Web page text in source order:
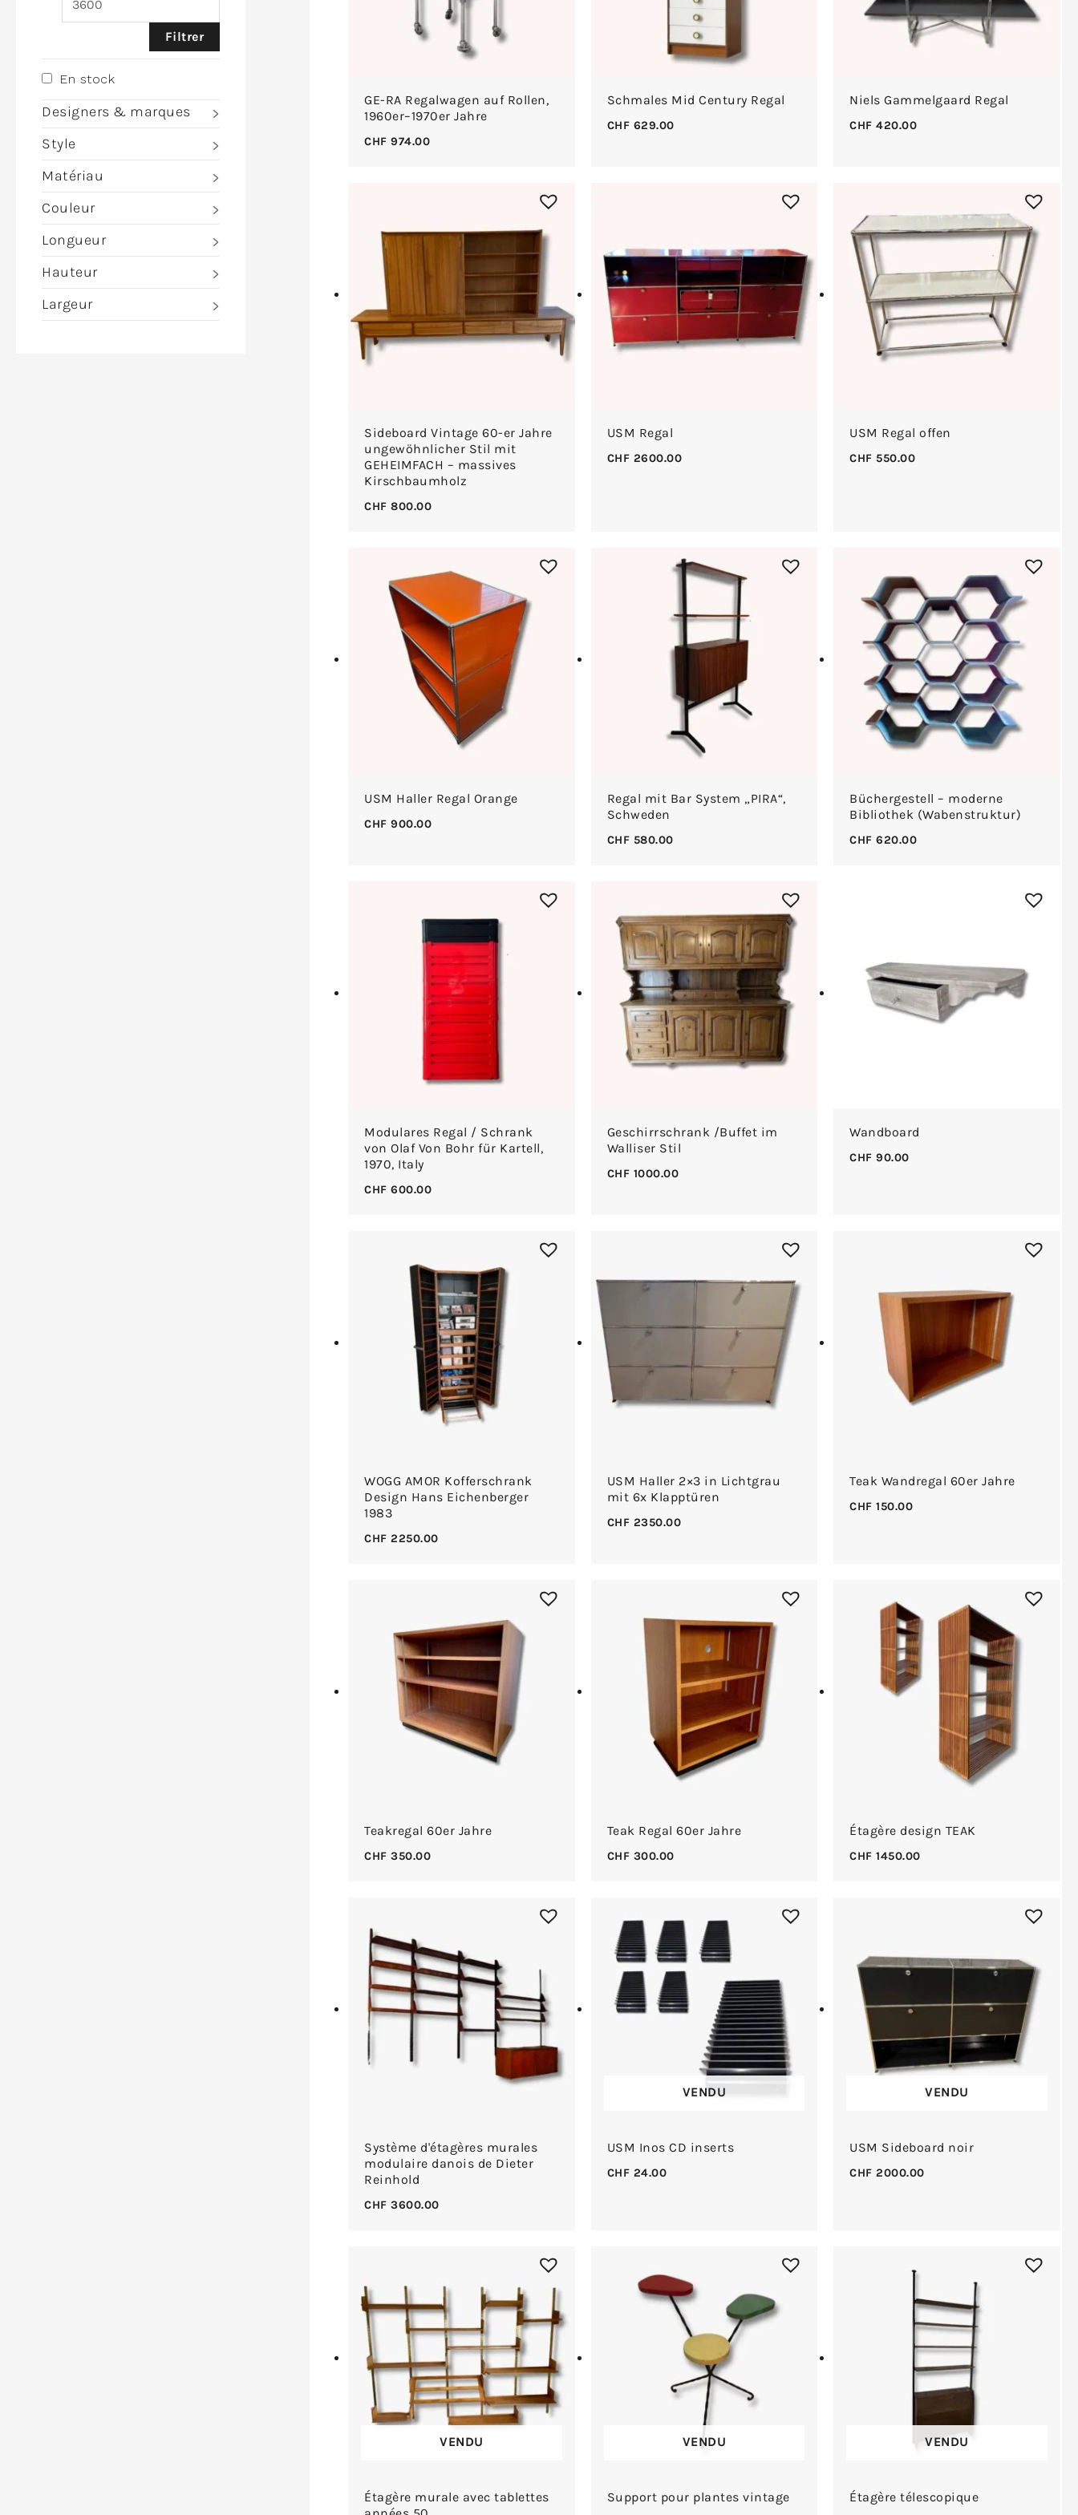
Filtrer
En stock
Designers & marques
Style
Matériau
Couleur
Longueur
Hauteur
Largeur
GE-RA Regalwagen auf Rollen,
1960er–1970er Jahre
CHF 974.00
Schmales Mid Century Regal
CHF 629.00
Niels Gammelgaard Regal
CHF 420.00
Sideboard Vintage 60-er Jahre
ungewöhnlicher Stil mit
GEHEIMFACH – massives
Kirschbaumholz
CHF 800.00
USM Regal
CHF 2600.00
USM Regal offen
CHF 550.00
USM Haller Regal Orange
CHF 900.00
Regal mit Bar System „PIRA“,
Schweden
CHF 580.00
Büchergestell – moderne
Bibliothek (Wabenstruktur)
CHF 620.00
Modulares Regal / Schrank
von Olaf Von Bohr für Kartell,
1970, Italy
CHF 600.00
Geschirrschrank /Buffet im
Walliser Stil
CHF 1000.00
Wandboard
CHF 90.00
WOGG AMOR Kofferschrank
Design Hans Eichenberger
1983
CHF 2250.00
USM Haller 2×3 in Lichtgrau
mit 6x Klapptüren
CHF 2350.00
Teak Wandregal 60er Jahre
CHF 150.00
Teakregal 60er Jahre
CHF 350.00
Teak Regal 60er Jahre
CHF 300.00
Étagère design TEAK
CHF 1450.00
Système d'étagères murales
modulaire danois de Dieter
Reinhold
CHF 3600.00
VENDU
USM Inos CD inserts
CHF 24.00
VENDU
USM Sideboard noir
CHF 2000.00
VENDU
Étagère murale avec tablettes
VENDU
Support pour plantes vintage
VENDU
Étagère télescopique